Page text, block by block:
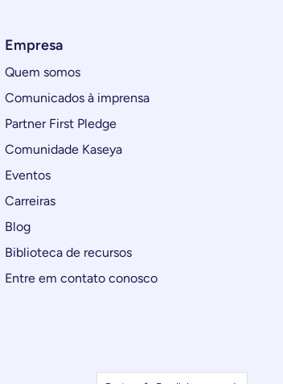
Empresa
Quem somos
Comunicados à imprensa
Partner First Pledge
Comunidade Kaseya
Eventos
Carreiras
Blog
Biblioteca de recursos
Entre em contato conosco